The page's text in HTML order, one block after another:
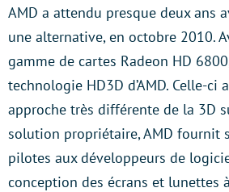
AMD a attendu presque deux ans
une alternative, en octobre 2010.
gamme de cartes Radeon HD
technologie HD3D d’AMD. Celle-ci
approche très différente de la 3D
solution propriétaire, AMD fournit
pilotes aux développeurs de
conception des écrans et lunettes